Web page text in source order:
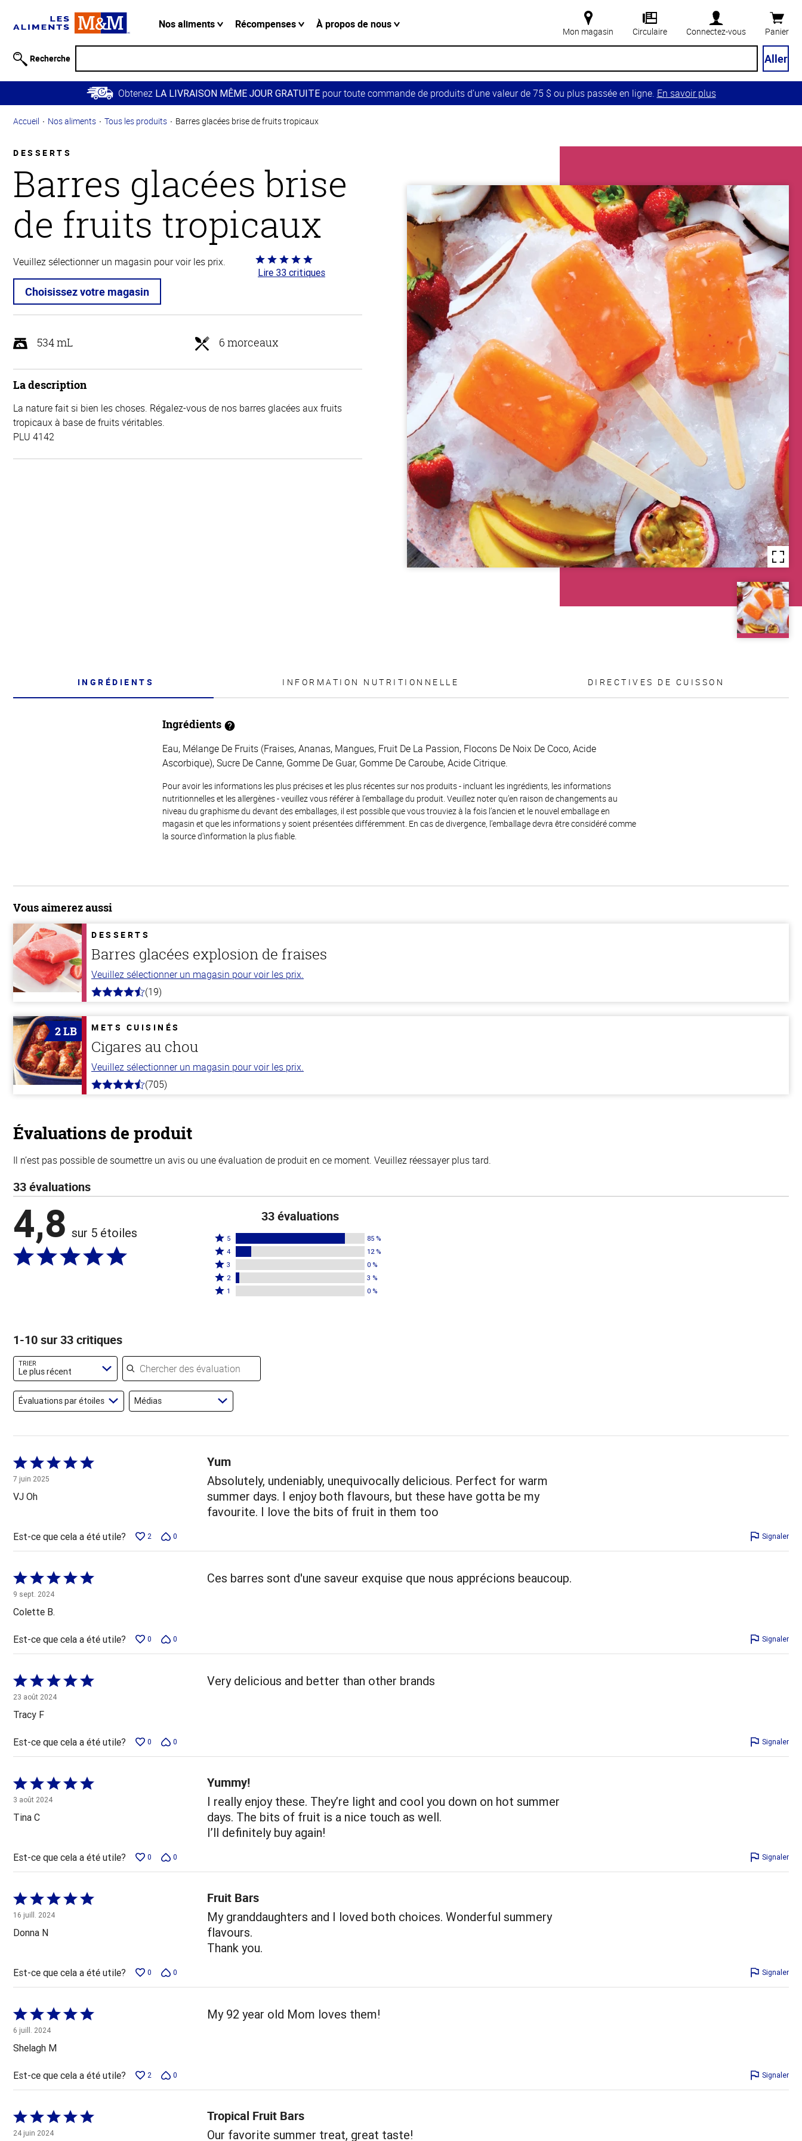
relative à
Passer
contenu
Retour à
principale
Nos aliments Récompenses À propos de nous
Mon magasin Circulaire Connectez-vous Panier
Recherche Aller
Obtenez LA LIVRAISON MÊME JOUR GRATUITEpour toute commande de produits d’une valeur de 75 $ ou plus passée en ligne. En savoir plus
Accueil Nos aliments Tous les produits Barres glacées brise de fruits tropicaux
DESSERTS
Barres glacées brise
de fruits tropicaux
Veuillez sélectionner un magasin pour voir les prix.
Choisissez votre magasin
Coté
4.8 sur
Lire 33 critiques
534 mL 6 morceaux
La description
La nature fait si bien les choses. Régalez-vous de nos barres glacées aux fruits
tropicaux à base de fruits véritables.
PLU 4142
INGRÉDIENTS INFORMATION NUTRITIONNELLE DIRECTIVES DE CUISSON
Ingrédients
Eau, Mélange De Fruits (Fraises, Ananas, Mangues, Fruit De La Passion, Flocons De Noix De Coco, Acide
Ascorbique), Sucre De Canne, Gomme De Guar, Gomme De Caroube, Acide Citrique.
Pour avoir les informations les plus précises et les plus récentes sur nos produits - incluant les ingrédients, les informations
nutritionnelles et les allergènes - veuillez vous référer à l’emballage du produit. Veuillez noter qu’en raison de changements au
niveau du graphisme du devant des emballages, il est possible que vous trouviez à la fois l’ancien et le nouvel emballage en
magasin et que les informations y soient présentées différemment. En cas de divergence, l’emballage devra être considéré comme
la source d'information la plus fiable.
Vous aimerez aussi
DESSERTS
Barres glacées explosion de fraises
Veuillez sélectionner un magasin pour voir les prix.
4.8
5
stars
(19)
2 LB METS CUISINÉS
Cigares au chou
Veuillez sélectionner un magasin pour voir les prix.
4.6
(705)
Évaluations de produit
Il n’est pas possible de soumettre un avis ou une évaluation de produit en ce moment. Veuillez réessayer plus tard.
33 évaluations
4,8 sur 5 étoiles
33 évaluations
Coté
5
étoiles
par
85 %
5 85 %
Coté
4
étoiles
par
4 12 %
Coté
3
étoiles
3 0 %
Coté
2
évaluateurs
2 3 %
Coté1 0 %
1-10 sur 33 critiques
TRIER
Le plus récent
Chercher des évaluations
Évaluations par étoiles Médias
Coté
5 sur
5
7 juin 2025
VJ Oh
Yum
Absolutely, undeniably, unequivocally delicious. Perfect for warm
summer days. I enjoy both flavours, but these have gotta be my
favourite. I love the bits of fruit in them too
Est-ce que cela a été utile? 2 0 Signaler
Coté
5 sur
5
9 sept. 2024
Colette B.
Ces barres sont d'une saveur exquise que nous apprécions beaucoup.
Est-ce que cela a été utile? 0 0 Signaler
Coté
5 sur
5
23 août 2024
Tracy F
Very delicious and better than other brands
Est-ce que cela a été utile? 0 0 Signaler
Coté
5 sur
5
3 août 2024
Tina C
Yummy!
I really enjoy these. They’re light and cool you down on hot summer
days. The bits of fruit is a nice touch as well.
I’ll definitely buy again!
Est-ce que cela a été utile? 0 0 Signaler
Coté
5 sur
5
16 juill. 2024
Donna N
Fruit Bars
My granddaughters and I loved both choices. Wonderful summery
flavours.
Thank you.
Est-ce que cela a été utile? 0 0 Signaler
Coté
5 sur
5
6 juill. 2024
Shelagh M
My 92 year old Mom loves them!
Est-ce que cela a été utile? 2 0 Signaler
Coté
5 sur
24 juin 2024
Tropical Fruit Bars
Our favorite summer treat, great taste!